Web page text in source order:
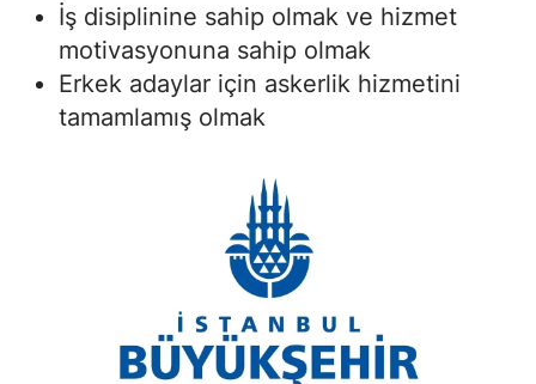
İş disiplinine sahip olmak ve hizmet
motivasyonuna sahip olmak
Erkek adaylar için askerlik hizmetini
tamamlamış olmak